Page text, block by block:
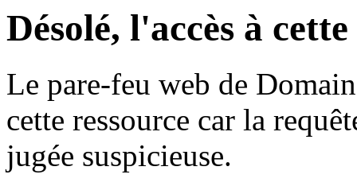
Désolé, l'accès à
Le pare-feu web de
cette ressource car la
jugée suspicieuse.